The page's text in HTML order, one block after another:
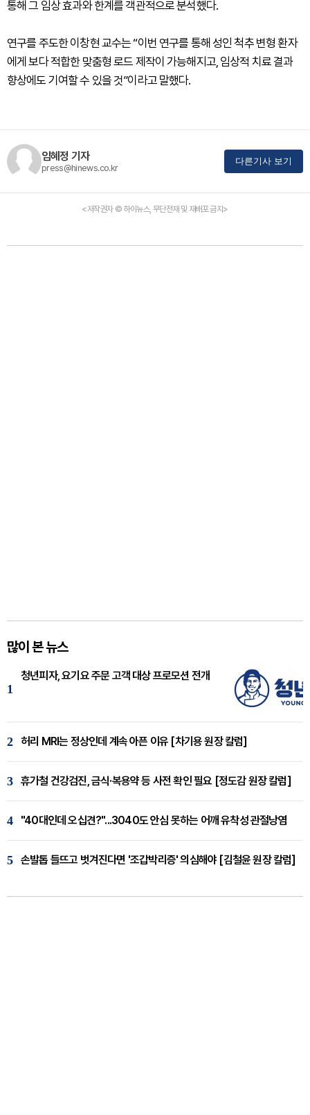
통해 그 임상 효과와 한계를 객관적으로 분석했다.
연구를 주도한 이창현 교수는 “이번 연구를 통해 성인 척추 변형 환자
에게 보다 적합한 맞춤형 로드 제작이 가능해지고, 임상적 치료 결과
향상에도 기여할 수 있을 것”이라고 말했다.
임혜정 기자
press@hinews.co.kr
다른기사 보기
<저작권자 © 하이뉴스, 무단전재 및 재배포 금지>
많이 본 뉴스
1
청년피자, 요기요 주문 고객 대상 프로모션 전개
2 허리 MRI는 정상인데 계속 아픈 이유 [차기용 원장 칼럼]
3 휴가철 건강검진, 금식·복용약 등 사전 확인 필요 [정도감 원장 칼럼]
4 "40대인데 오십견?"...3040도 안심 못하는 어깨 유착성 관절낭염
5 손발톱 들뜨고 벗겨진다면 '조갑박리증' 의심해야 [김철윤 원장 칼럼]